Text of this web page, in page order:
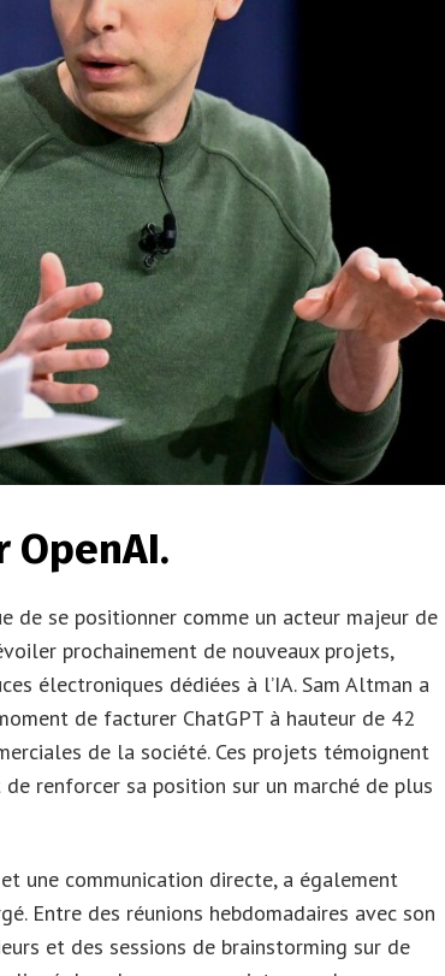
de se positionner comme un acteur majeur de
prochainement de nouveaux projets,
électroniques dédiées à l’IA. Sam Altman a
de facturer ChatGPT à hauteur de 42
de la société. Ces projets témoignent
renforcer sa position sur un marché de plus
une communication directe, a également
Entre des réunions hebdomadaires avec son
et des sessions de brainstorming sur de